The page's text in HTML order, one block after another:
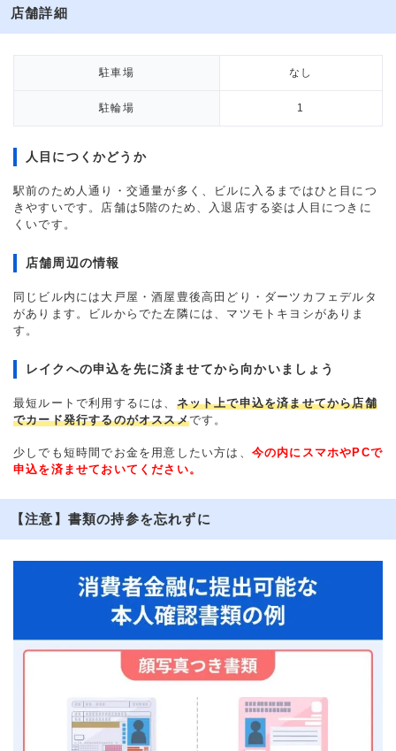
店舗詳細
駐車場 なし
駐輪場 1
人目につくかどうか
駅前のため人通り・交通量が多く、ビルに入るまではひと目につ
きやすいです。店舗は5階のため、入退店する姿は人目につきに
くいです。
店舗周辺の情報
同じビル内には大戸屋・酒屋豊後高田どり・ダーツカフェデルタ
があります。ビルからでた左隣には、マツモトキヨシがありま
す。
レイクへの申込を先に済ませてから向かいましょう
最短ルートで利用するには、 ネット上で申込を済ませてから店舗
でカード発行するのがオススメです。
少しでも短時間でお金を用意したい方は、 今の内にスマホやPCで
申込を済ませておいてください。
【注意】書類の持参を忘れずに